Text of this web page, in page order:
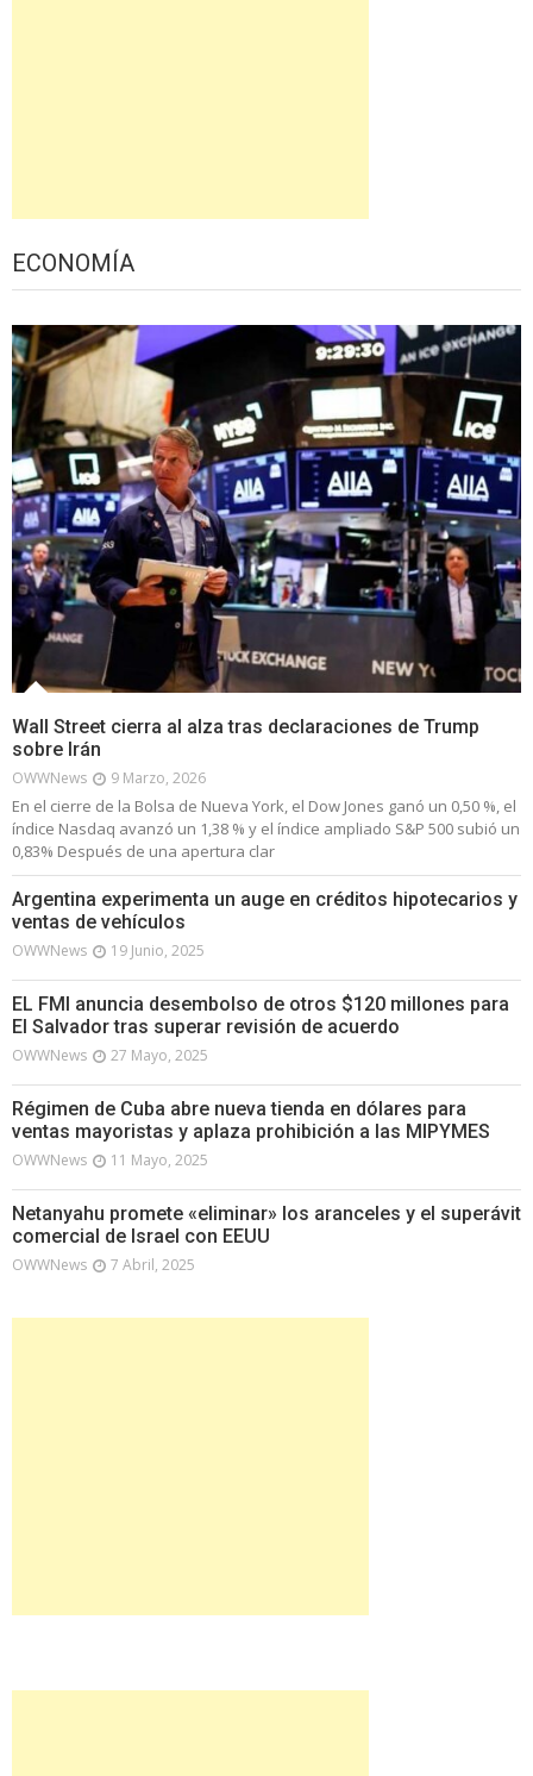
ECONOMÍA
Wall Street cierra al alza tras declaraciones de Trump
sobre Irán
OWWNews 9 Marzo, 2026
En el cierre de la Bolsa de Nueva York, el Dow Jones ganó un 0,50 %, el
índice Nasdaq avanzó un 1,38 % y el índice ampliado S&P 500 subió un
0,83% Después de una apertura clar
Argentina experimenta un auge en créditos hipotecarios y
ventas de vehículos
OWWNews 19 Junio, 2025
EL FMI anuncia desembolso de otros $120 millones para
El Salvador tras superar revisión de acuerdo
OWWNews 27 Mayo, 2025
Régimen de Cuba abre nueva tienda en dólares para
ventas mayoristas y aplaza prohibición a las MIPYMES
OWWNews 11 Mayo, 2025
Netanyahu promete «eliminar» los aranceles y el superávit
comercial de Israel con EEUU
OWWNews 7 Abril, 2025